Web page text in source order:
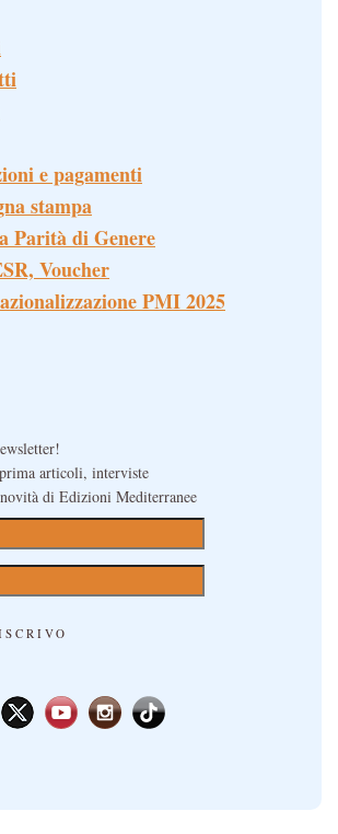
e pagamenti
stampa
Parità di Genere
Voucher
PMI 2025
articoli, interviste
di Edizioni Mediterranee